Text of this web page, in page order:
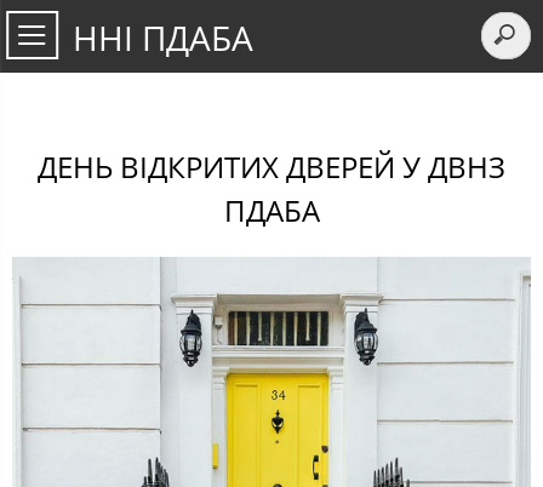
ННІ ПДАБА
ДЕНЬ ВІДКРИТИХ ДВЕРЕЙ У ДВНЗ
ПДАБА